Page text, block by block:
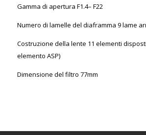
Gamma di apertura F1.4– F22
Numero di lamelle del diaframma 9 lame
Costruzione della lente 11 elementi
elemento ASP)
Dimensione del filtro 77mm